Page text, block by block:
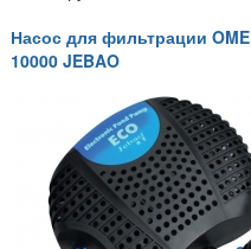
Насос для фильтрации OME
10000 JEBAO